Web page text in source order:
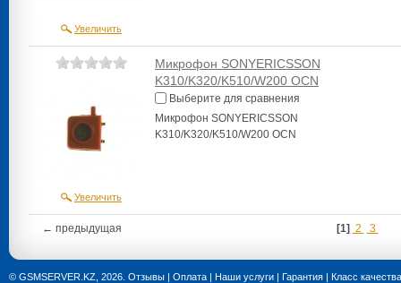
Увеличить
Увеличить
Микрофон SONYERICSSON
K310/K320/K510/W200 OCN
Выберите для сравнения
Микрофон SONYERICSSON
K310/K320/K510/W200 OCN
← предыдущая [1] 2 3
© GSMSERVER.KZ, 2026. Отзывы | Оплата | Наши услуги | Гарантия | Класс качества